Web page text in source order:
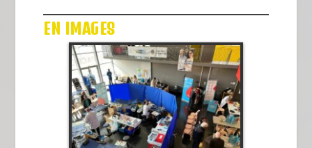
EN IMAGES